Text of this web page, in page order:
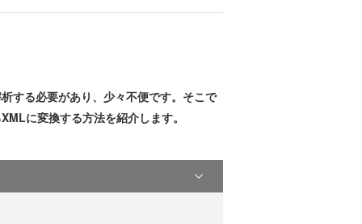
する必要があり、少々不便です。そこで
に変換する方法を紹介します。